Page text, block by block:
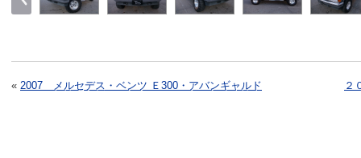
« 2007 メルセデス・ベンツ Ｅ300・アバンギャルド ２